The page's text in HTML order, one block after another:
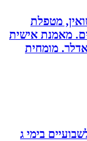
מטפלת
אישית
מומחית
בימי ג